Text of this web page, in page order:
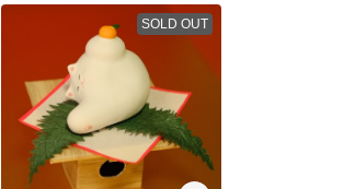
SOLD OUT